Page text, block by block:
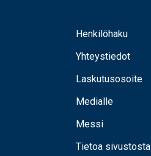
Henkilöhaku
Yhteystiedot
Laskutusosoite
Medialle
Messi
Tietoa sivustosta